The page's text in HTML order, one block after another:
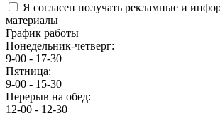
Я согласен получать рекламные и
материалы
График работы
Понедельник-четверг:
9-00 - 17-30
Пятница:
9-00 - 15-30
Перерыв на обед:
12-00 - 12-30